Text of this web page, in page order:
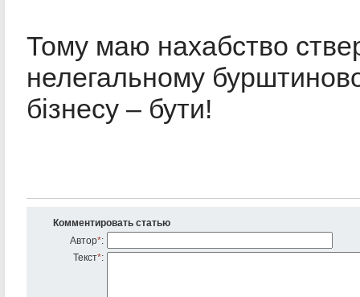
Тому маю нахабство
нелегальному
бізнесу – бути!
Комментировать статью
Автор*:
Текст*: